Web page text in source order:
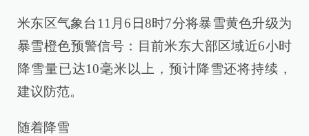
米东区气象台11月6日8时7分将暴雪黄色升级为
暴雪橙色预警信号：目前米东大部区域近6小时
降雪量已达10毫米以上，预计降雪还将持续，
建议防范。
随着降雪